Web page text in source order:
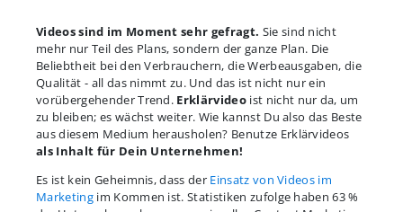
Videos sind im Moment sehr gefragt. Sie sind nicht
mehr nur Teil des Plans, sondern der ganze Plan. Die
Beliebtheit bei den Verbrauchern, die Werbeausgaben, die
Qualität - all das nimmt zu. Und das ist nicht nur ein
vorübergehender Trend. Erklärvideoist nicht nur da, um
zu bleiben; es wächst weiter. Wie kannst Du also das Beste
aus diesem Medium herausholen? Benutze Erklärvideos
als Inhalt für Dein Unternehmen!
Es ist kein Geheimnis, dass der Einsatz von Videos im
Marketingim Kommen ist. Statistiken zufolge haben 63 %